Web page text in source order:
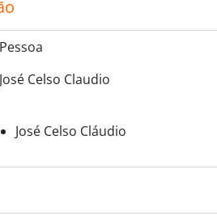
Pessoa
José Celso Claudio
José Celso Cláudio